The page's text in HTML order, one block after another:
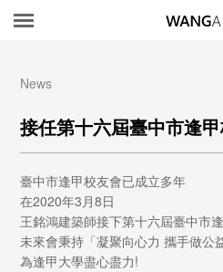
News
接任第十六屆臺中市逢
臺中市逢甲校友會已成立多年
在2020年3月8日
王銘鴻建築師接下第十六屆臺中市
未來會秉持「凝聚向心力 攜手做公
為逢甲大學盡心盡力!